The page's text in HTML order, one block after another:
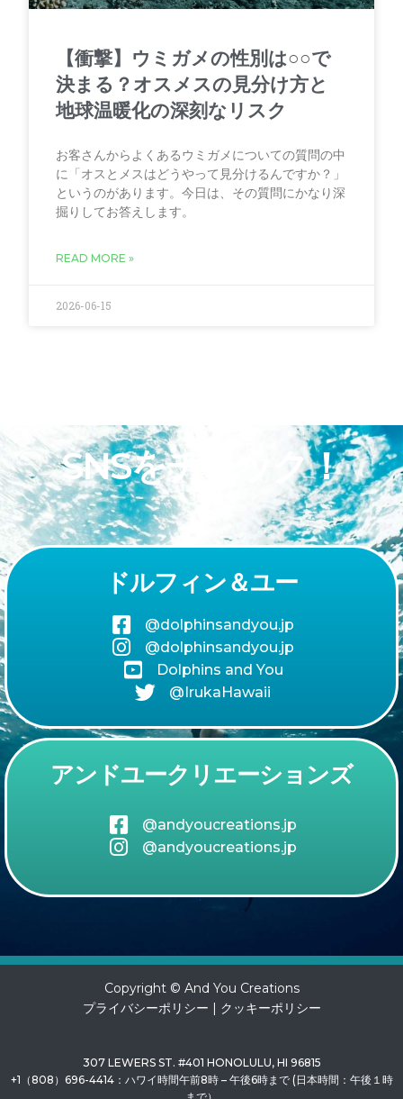
【衝撃】ウミガメの性別は○○で
決まる？オスメスの見分け方と
地球温暖化の深刻なリスク
お客さんからよくあるウミガメについての質問の中
に「オスとメスはどうやって見分けるんですか？」
というのがあります。今日は、その質問にかなり深
掘りしてお答えします。
READ MORE »
2026-06-15
SNSをチェック！
ドルフィン＆ユー
@dolphinsandyou.jp
@dolphinsandyou.jp
Dolphins and You
@IrukaHawaii
アンドユークリエーションズ
@andyoucreations.jp
@andyoucreations.jp
Copyright © And You Creations
プライバシーポリシー | クッキーポリシー
307 LEWERS ST. #401 HONOLULU, HI 96815
+1（808）696-4414：ハワイ時間午前8時 – 午後6時まで (日本時間：午後１時